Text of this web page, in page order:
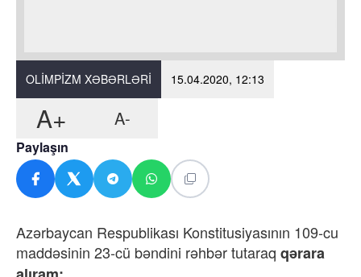
OLIMPIZM XƏBƏRLƏRI 15.04.2020, 12:13
A+ A-
Paylaşın
Azərbaycan Respublikası Konstitusiyasının 109-cu
maddəsinin 23-cü bəndini rəhbər tutaraq qərara